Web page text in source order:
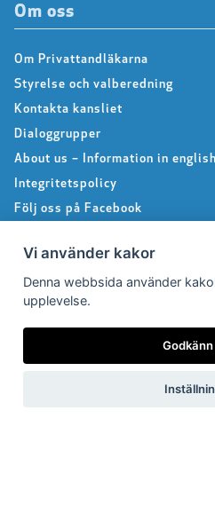
Om oss
Om Privattandläkarna
Styrelse och valberedning
Kontakta kansliet
Dialoggrupper
About us – Information in english
Integritetspolicy
Följ oss på Facebook
Pressrum
Vi använder kakor
Denna webbsida använder
upplevelse.
Godkänn